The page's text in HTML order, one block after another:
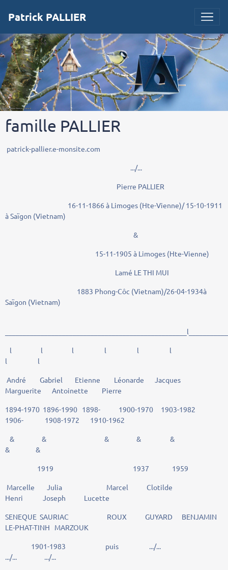
Patrick PALLIER
famille PALLIER
patrick-pallier.e-monsite.com
.../...
Pierre PALLIER
16-11-1866 à Limoges (Hte-Vienne)/ 15-10-1911
à Saïgon (Vietnam)
&
15-11-1905 à Limoges (Hte-Vienne)
Lamé LE THI MUI
1883 Phong-Côc (Vietnam)/26-04-1934à
Saïgon (Vietnam)
l l l l l l
l l
André Gabriel Etienne Léonarde Jacques
Marguerite Antoinette Pierre
1894-1970 1896-1990 1898- 1900-1970 1903-1982
1906- 1908-1972 1910-1962
& & & & &
& &
1919 1937 1959
Marcelle Julia Marcel Clotilde
Henri Joseph Lucette
SENEQUE SAURIAC ROUX GUYARD BENJAMIN
LE-PHAT-TINH MARZOUK
1901-1983 puis .../...
.../... .../...